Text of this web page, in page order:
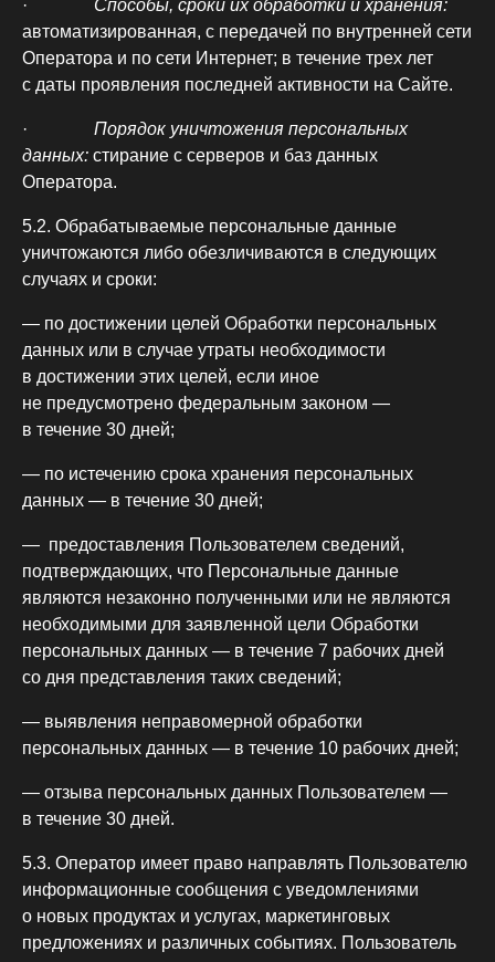
· Способы, сроки их обработки и хранения:
автоматизированная, с передачей по внутренней сети
Оператора и по сети Интернет; в течение трех лет
с даты проявления последней активности на Сайте.
· Порядок уничтожения персональных
данных: стирание с серверов и баз данных
Оператора.
5.2. Обрабатываемые персональные данные
уничтожаются либо обезличиваются в следующих
случаях и сроки:
— по достижении целей Обработки персональных
данных или в случае утраты необходимости
в достижении этих целей, если иное
не предусмотрено федеральным законом —
в течение 30 дней;
— по истечению срока хранения персональных
данных — в течение 30 дней;
— предоставления Пользователем сведений,
подтверждающих, что Персональные данные
являются незаконно полученными или не являются
необходимыми для заявленной цели Обработки
персональных данных — в течение 7 рабочих дней
со дня представления таких сведений;
— выявления неправомерной обработки
персональных данных — в течение 10 рабочих дней;
— отзыва персональных данных Пользователем —
в течение 30 дней.
5.3. Оператор имеет право направлять Пользователю
информационные сообщения с уведомлениями
о новых продуктах и услугах, маркетинговых
предложениях и различных событиях. Пользователь